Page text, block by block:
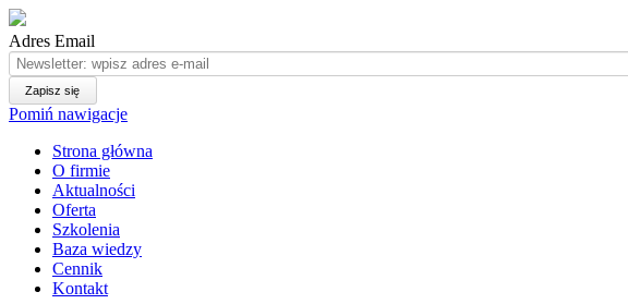
Adres Email
Pomiń nawigacje
Strona główna
O firmie
Aktualności
Oferta
Szkolenia
Baza wiedzy
Cennik
Kontakt